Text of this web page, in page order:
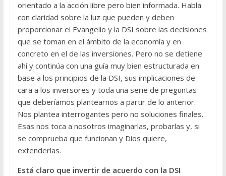
orientado a la acción libre pero bien informada. Habla
con claridad sobre la luz que pueden y deben
proporcionar el Evangelio y la DSI sobre las decisiones
que se toman en el ámbito de la economía y en
concreto en el de las inversiones. Pero no se detiene
ahí y continúa con una guía muy bien estructurada en
base a los principios de la DSI, sus implicaciones de
cara a los inversores y toda una serie de preguntas
que deberíamos plantearnos a partir de lo anterior.
Nos plantea interrogantes pero no soluciones finales.
Esas nos toca a nosotros imaginarlas, probarlas y, si
se comprueba que funcionan y Dios quiere,
extenderlas.
Está claro que invertir de acuerdo con la DSI